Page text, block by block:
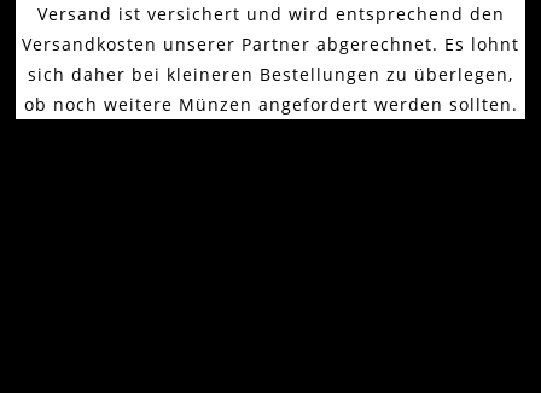
Versand ist versichert und wird entsprechend den
Versandkosten unserer Partner abgerechnet. Es lohnt
sich daher bei kleineren Bestellungen zu überlegen,
ob noch weitere Münzen angefordert werden sollten.